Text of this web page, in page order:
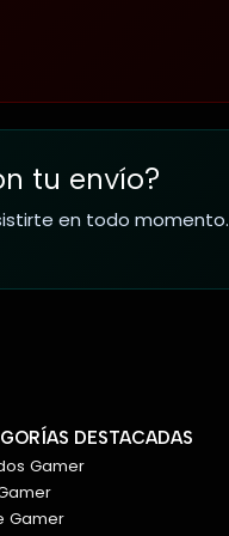
tu envío?
en todo momento.
DESTACADAS
Gamer
Gamer